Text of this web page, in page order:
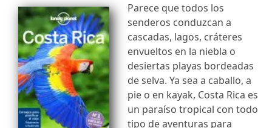
Parece que todos los
senderos conduzcan a
cascadas, lagos, cráteres
envueltos en la niebla o
desiertas playas bordeadas
de selva. Ya sea a caballo, a
pie o en kayak, Costa Rica es
un paraíso tropical con todo
tipo de aventuras para